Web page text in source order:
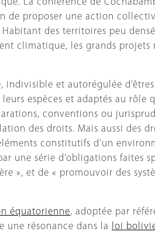
de proposer une action
des territoires peu
climatique, les grands
et autorégulée
espèces et adaptés au rôle
conventions ou
des droits. Mais aussi des
constitutifs d’un
une série d’obligations faites
», et de « promouvoir des
équatorienne, adoptée par
une résonance dans la
loi